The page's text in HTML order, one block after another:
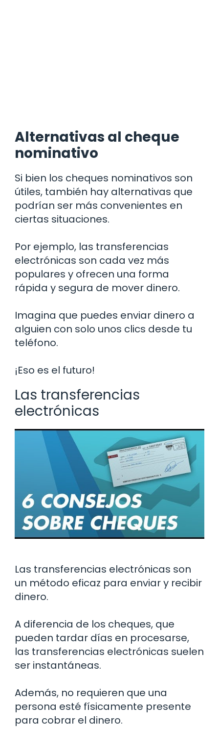
Alternativas al cheque
nominativo
Si bien los cheques nominativos son
útiles, también hay alternativas que
podrían ser más convenientes en
ciertas situaciones.
Por ejemplo, las transferencias
electrónicas son cada vez más
populares y ofrecen una forma
rápida y segura de mover dinero.
Imagina que puedes enviar dinero a
alguien con solo unos clics desde tu
teléfono.
¡Eso es el futuro!
Las transferencias
electrónicas
Las transferencias electrónicas son
un método eficaz para enviar y recibir
dinero.
A diferencia de los cheques, que
pueden tardar días en procesarse,
las transferencias electrónicas suelen
ser instantáneas.
Además, no requieren que una
persona esté físicamente presente
para cobrar el dinero.